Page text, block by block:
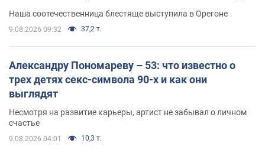
Наша соотечественница блестяще выступила в Орегоне
9.08.2026 09:32 37,2 т.
Александру Пономареву – 53: что известно о
трех детях секс-символа 90-х и как они
выглядят
Несмотря на развитие карьеры, артист не забывал о личном
счастье
9.08.2026 04:01 10,3 т.